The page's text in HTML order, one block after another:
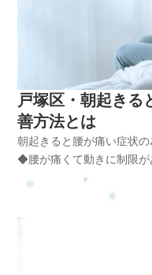
戸塚区・朝起きる
善方法とは
朝起きると腰が痛い症状
◆腰が痛くて動きに制限
があるので悩んでいる◆
◆慢性化しそうで悩んで